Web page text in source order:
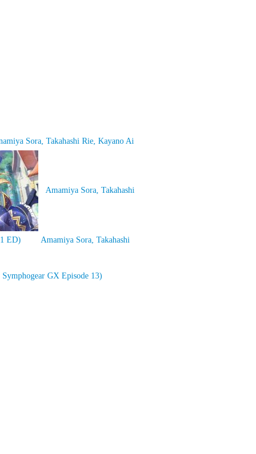
Sora, Takahashi Rie, Kayano Ai
Amamiya Sora, Takahashi
ED)
Amamiya Sora, Takahashi
GX Episode 13)